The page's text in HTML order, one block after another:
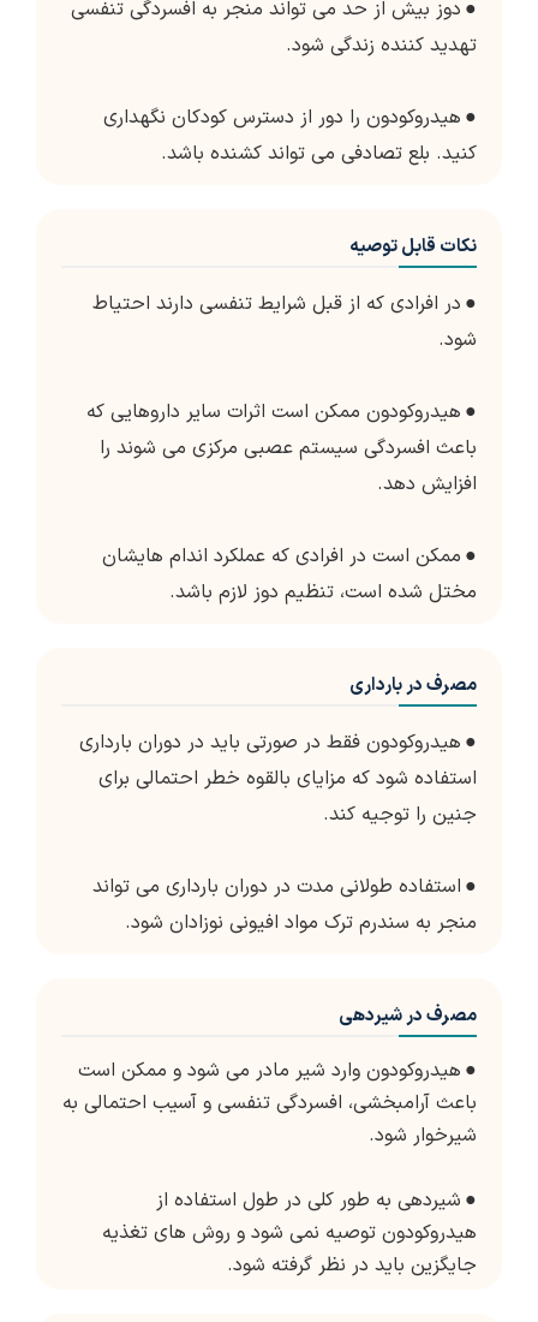
● دوز بیش از حد می تواند منجر به افسردگی تنفسی
تهدید کننده زندگی شود.
● هیدروکودون را دور از دسترس کودکان نگهداری
کنید. بلع تصادفی می تواند کشنده باشد.
نکات قابل توصیه
● در افرادی که از قبل شرایط تنفسی دارند احتیاط
شود.
● هیدروکودون ممکن است اثرات سایر داروهایی که
باعث افسردگی سیستم عصبی مرکزی می شوند را
افزایش دهد.
● ممکن است در افرادی که عملکرد اندام هایشان
مختل شده است، تنظیم دوز لازم باشد.
مصرف در بارداری
● هیدروکودون فقط در صورتی باید در دوران بارداری
استفاده شود که مزایای بالقوه خطر احتمالی برای
جنین را توجیه کند.
● استفاده طولانی مدت در دوران بارداری می تواند
منجر به سندرم ترک مواد افیونی نوزادان شود.
مصرف در شیردهی
● هیدروکودون وارد شیر مادر می شود و ممکن است
باعث آرامبخشی، افسردگی تنفسی و آسیب احتمالی به
شیرخوار شود.
● شیردهی به طور کلی در طول استفاده از
هیدروکودون توصیه نمی شود و روش های تغذیه
جایگزین باید در نظر گرفته شود.